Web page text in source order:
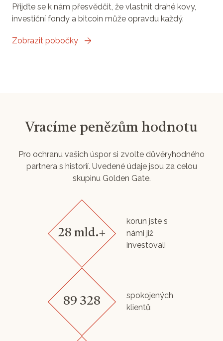
Přijďte se k nám přesvědčit, že vlastnit drahé kovy,
investiční fondy a bitcoin může opravdu každý.
Zobrazit pobočky
Vracíme penězům hodnotu
Pro ochranu vašich úspor si zvolte důvěryhodného
partnera s historií. Uvedené údaje jsou za celou
skupinu Golden Gate.
28 mld.+
korun jste s
námi již
investovali
89 328
spokojených
klientů